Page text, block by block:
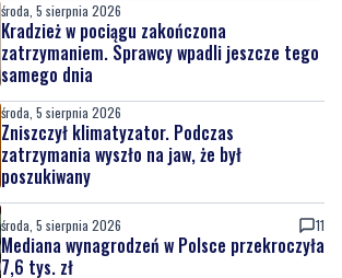
środa, 5 sierpnia 2026
Kradzież w pociągu zakończona
zatrzymaniem. Sprawcy wpadli jeszcze tego
samego dnia
środa, 5 sierpnia 2026
Zniszczył klimatyzator. Podczas
zatrzymania wyszło na jaw, że był
poszukiwany
środa, 5 sierpnia 2026 11
Mediana wynagrodzeń w Polsce przekroczyła
7,6 tys. zł